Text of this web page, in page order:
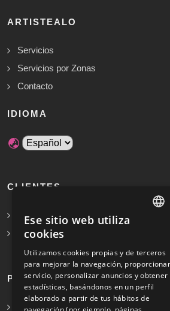
ARTISTEALO
Servicios
Servicios por Zonas
Contacto
IDIOMA
CLIENTES
Solicita Presupuesto Gratis
Preguntas frecuentes
PROFESIONALES
Info para profesionales
Ese sitio web utiliza
cookies
Utilizamos cookies propias y de terceros
para mejorar la navegación,
servicio, personalizar anuncios y obtener
estadísticas, basándonos en un perfil
elaborado a partir de tus hábitos de